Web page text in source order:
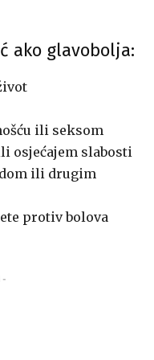
ako glavobolja:
ili seksom
osjećajem slabosti
ili drugim
protiv bolova
-